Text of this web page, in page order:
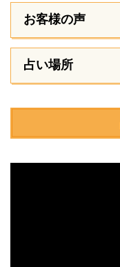
お客様の声
占い場所